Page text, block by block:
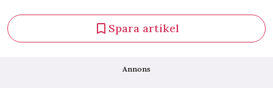
Spara artikel
Annons